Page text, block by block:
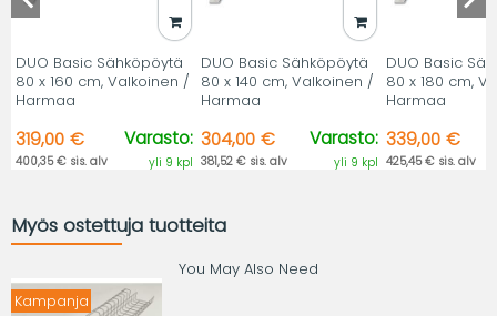
DUO Basic Sähköpöytä
80 x 160 cm, Valkoinen /
Harmaa
319,00 €
400,35 € sis. alv
Varasto:
yli 9 kpl
DUO Basic Sähköpöytä
80 x 140 cm, Valkoinen /
Harmaa
304,00 €
381,52 € sis. alv
Varasto:
yli 9 kpl
DUO Basic
80 x 180 cm,
Harmaa
339,00 €
425,45 € sis. alv
Myös ostettuja tuotteita
You May Also Need
Kampanja